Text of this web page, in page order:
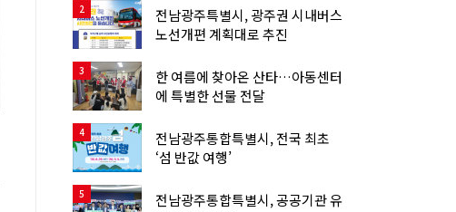
2
전남광주특별시, 광주권 시내버스
노선개편 계획대로 추진
3
한 여름에 찾아온 산타…아동센터
에 특별한 선물 전달
4
전남광주통합특별시, 전국 최초
‘섬 반값 여행’
5
전남광주통합특별시, 공공기관 유